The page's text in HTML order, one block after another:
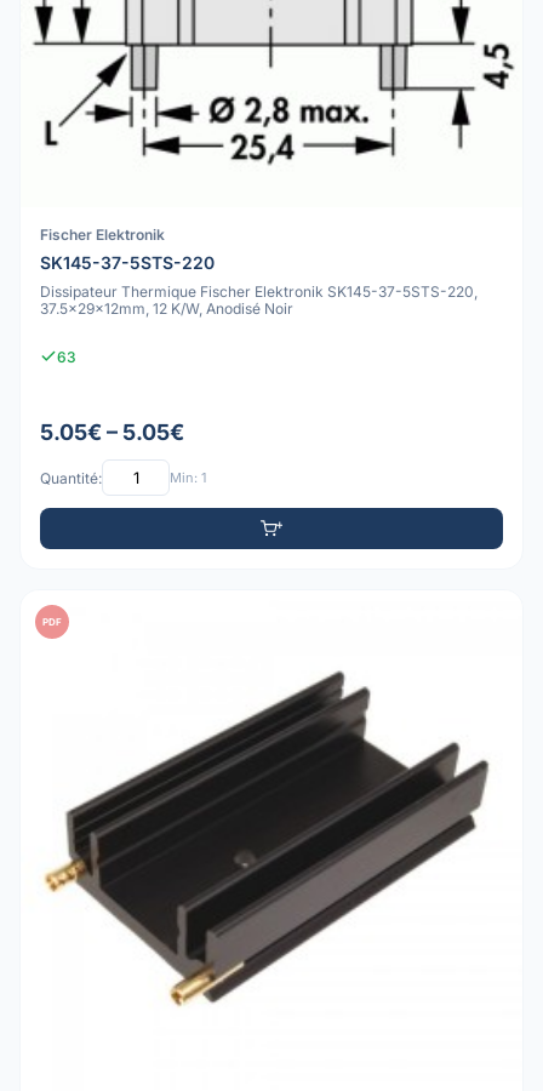
Fischer Elektronik
SK145-37-5STS-220
Dissipateur Thermique Fischer Elektronik SK145-37-5STS-220,
37.5x29x12mm, 12 K/W, Anodisé Noir
63
5.05€ – 5.05€
Quantité: Min: 1
PDF